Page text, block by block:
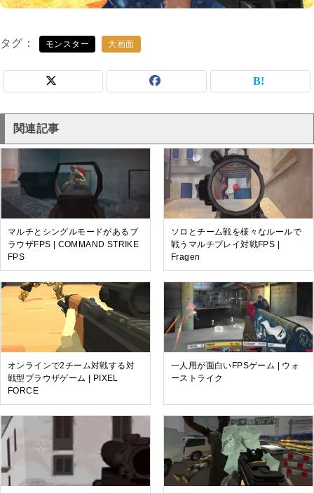
タグ モンスター 大画面
関連記事
マルチとシングルモードがあるブ
ラウザFPS | COMMAND STRIKE
FPS
ソロとチーム戦を様々なルールで
戦うマルチプレイ対戦FPS |
Fragen
オンラインで2チーム対戦する対
戦型ブラウザゲーム | PIXEL
FORCE
一人用が面白いFPSゲーム | ウォ
ーストライク